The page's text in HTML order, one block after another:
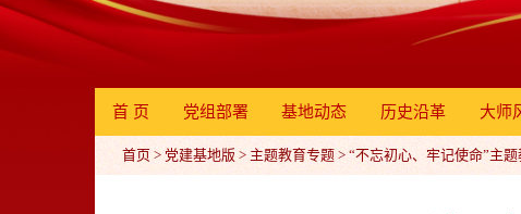
首 页 党组部署 基地动态 历史沿革 大师
首页 > 党建基地版 > 主题教育专题 > “不忘初心、牢记使命”主题